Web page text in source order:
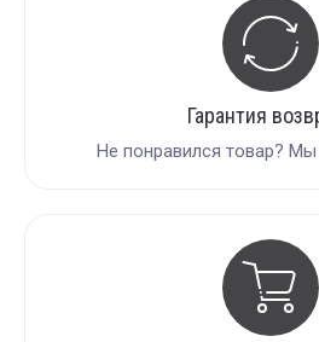
Гарантия
Не понравился товар?